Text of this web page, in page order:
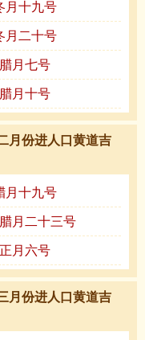
月十九号
月二十号
月七号
月十号
月份进人口黄道吉
月十九号
月二十三号
月六号
月份进人口黄道吉